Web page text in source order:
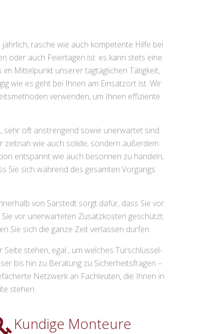
rasche wie auch kompetente Hilfe bei
oder auch Feiertagen ist: es kann stets eine
Mittelpunkt unserer tagtäglichen Tätigkeit,
wie es geht bei Ihnen am Einsatzort ist. Wir
verwenden, um Ihnen effiziente
sehr oft anstrengend sowie unerwartet sind.
wie auch solide, sondern außerdem
entspannt wie auch besonnen zu handeln,
Sie sich während des gesamten Vorgangs
von Sarstedt sorgt dafür, dass Sie vor
vor unerwarteten Zusatzkosten geschützt.
Sie sich die ganze Zeit verlassen dürfen.
stehen, egal , um welches Türschlüssel-
bis hin zu Beratung zu Sicherheitsfragen –
Netzwerk an Fachleuten, die Ihnen in
stehen.
Kundige Monteure